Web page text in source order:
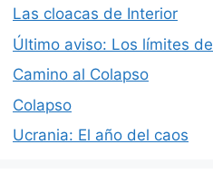
Las cloacas de Interior
Último aviso: Los límites
Camino al Colapso
Colapso
Ucrania: El año del caos